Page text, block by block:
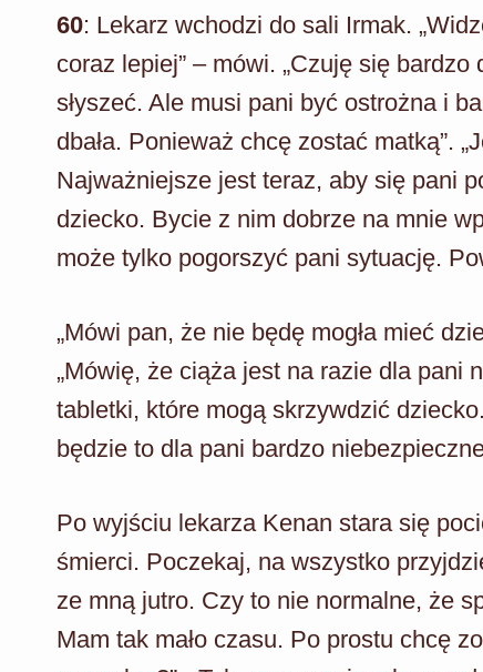
60: Lekarz wchodzi do sali Irmak.
coraz lepiej” – mówi. „Czuję się bardzo
słyszeć. Ale musi pani być ostrożna i
dbała. Ponieważ chcę zostać matką”.
Najważniejsze jest teraz, aby się pani
dziecko. Bycie z nim dobrze na mnie
może tylko pogorszyć pani sytuację.
„Mówi pan, że nie będę mogła mieć
„Mówię, że ciąża jest na razie dla pani
tabletki, które mogą skrzywdzić
będzie to dla pani bardzo
Po wyjściu lekarza Kenan stara się
śmierci. Poczekaj, na wszystko
ze mną jutro. Czy to nie normalne, że
Mam tak mało czasu. Po prostu chcę